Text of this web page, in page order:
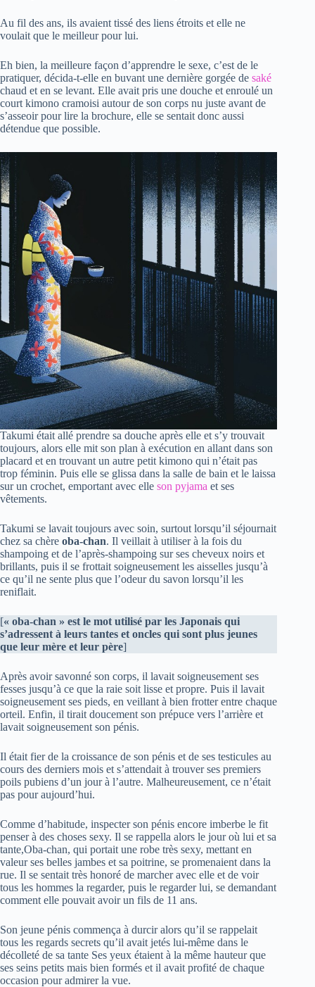
Au fil des ans, ils avaient tissé des liens étroits et elle ne
voulait que le meilleur pour lui.
Eh bien, la meilleure façon d’apprendre le sexe, c’est de le
pratiquer, décida-t-elle en buvant une dernière gorgée de saké
chaud et en se levant. Elle avait pris une douche et enroulé un
court kimono cramoisi autour de son corps nu juste avant de
s’asseoir pour lire la brochure, elle se sentait donc aussi
détendue que possible.
Takumi était allé prendre sa douche après elle et s’y trouvait
toujours, alors elle mit son plan à exécution en allant dans son
placard et en trouvant un autre petit kimono qui n’était pas
trop féminin. Puis elle se glissa dans la salle de bain et le laissa
sur un crochet, emportant avec elle son pyjama et ses
vêtements.
Takumi se lavait toujours avec soin, surtout lorsqu’il séjournait
chez sa chère oba-chan. Il veillait à utiliser à la fois du
shampoing et de l’après-shampoing sur ses cheveux noirs et
brillants, puis il se frottait soigneusement les aisselles jusqu’à
ce qu’il ne sente plus que l’odeur du savon lorsqu’il les
reniflait.
[« oba-chan » est le mot utilisé par les Japonais qui
s’adressent à leurs tantes et oncles qui sont plus jeunes
que leur mère et leur père]
Après avoir savonné son corps, il lavait soigneusement ses
fesses jusqu’à ce que la raie soit lisse et propre. Puis il lavait
soigneusement ses pieds, en veillant à bien frotter entre chaque
orteil. Enfin, il tirait doucement son prépuce vers l’arrière et
lavait soigneusement son pénis.
Il était fier de la croissance de son pénis et de ses testicules au
cours des derniers mois et s’attendait à trouver ses premiers
poils pubiens d’un jour à l’autre. Malheureusement, ce n’était
pas pour aujourd’hui.
Comme d’habitude, inspecter son pénis encore imberbe le fit
penser à des choses sexy. Il se rappella alors le jour où lui et sa
tante,Oba-chan, qui portait une robe très sexy, mettant en
valeur ses belles jambes et sa poitrine, se promenaient dans la
rue. Il se sentait très honoré de marcher avec elle et de voir
tous les hommes la regarder, puis le regarder lui, se demandant
comment elle pouvait avoir un fils de 11 ans.
Son jeune pénis commença à durcir alors qu’il se rappelait
tous les regards secrets qu’il avait jetés lui-même dans le
décolleté de sa tante Ses yeux étaient à la même hauteur que
ses seins petits mais bien formés et il avait profité de chaque
occasion pour admirer la vue.